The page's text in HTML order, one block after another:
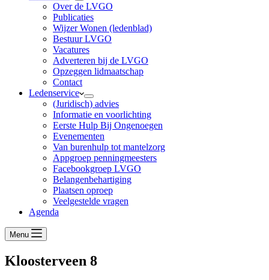
Over de LVGO
Publicaties
Wijzer Wonen (ledenblad)
Bestuur LVGO
Vacatures
Adverteren bij de LVGO
Opzeggen lidmaatschap
Contact
Ledenservice
(Juridisch) advies
Informatie en voorlichting
Eerste Hulp Bij Ongenoegen
Evenementen
Van burenhulp tot mantelzorg
Appgroep penningmeesters
Facebookgroep LVGO
Belangenbehartiging
Plaatsen oproep
Veelgestelde vragen
Agenda
Menu
Kloosterveen 8